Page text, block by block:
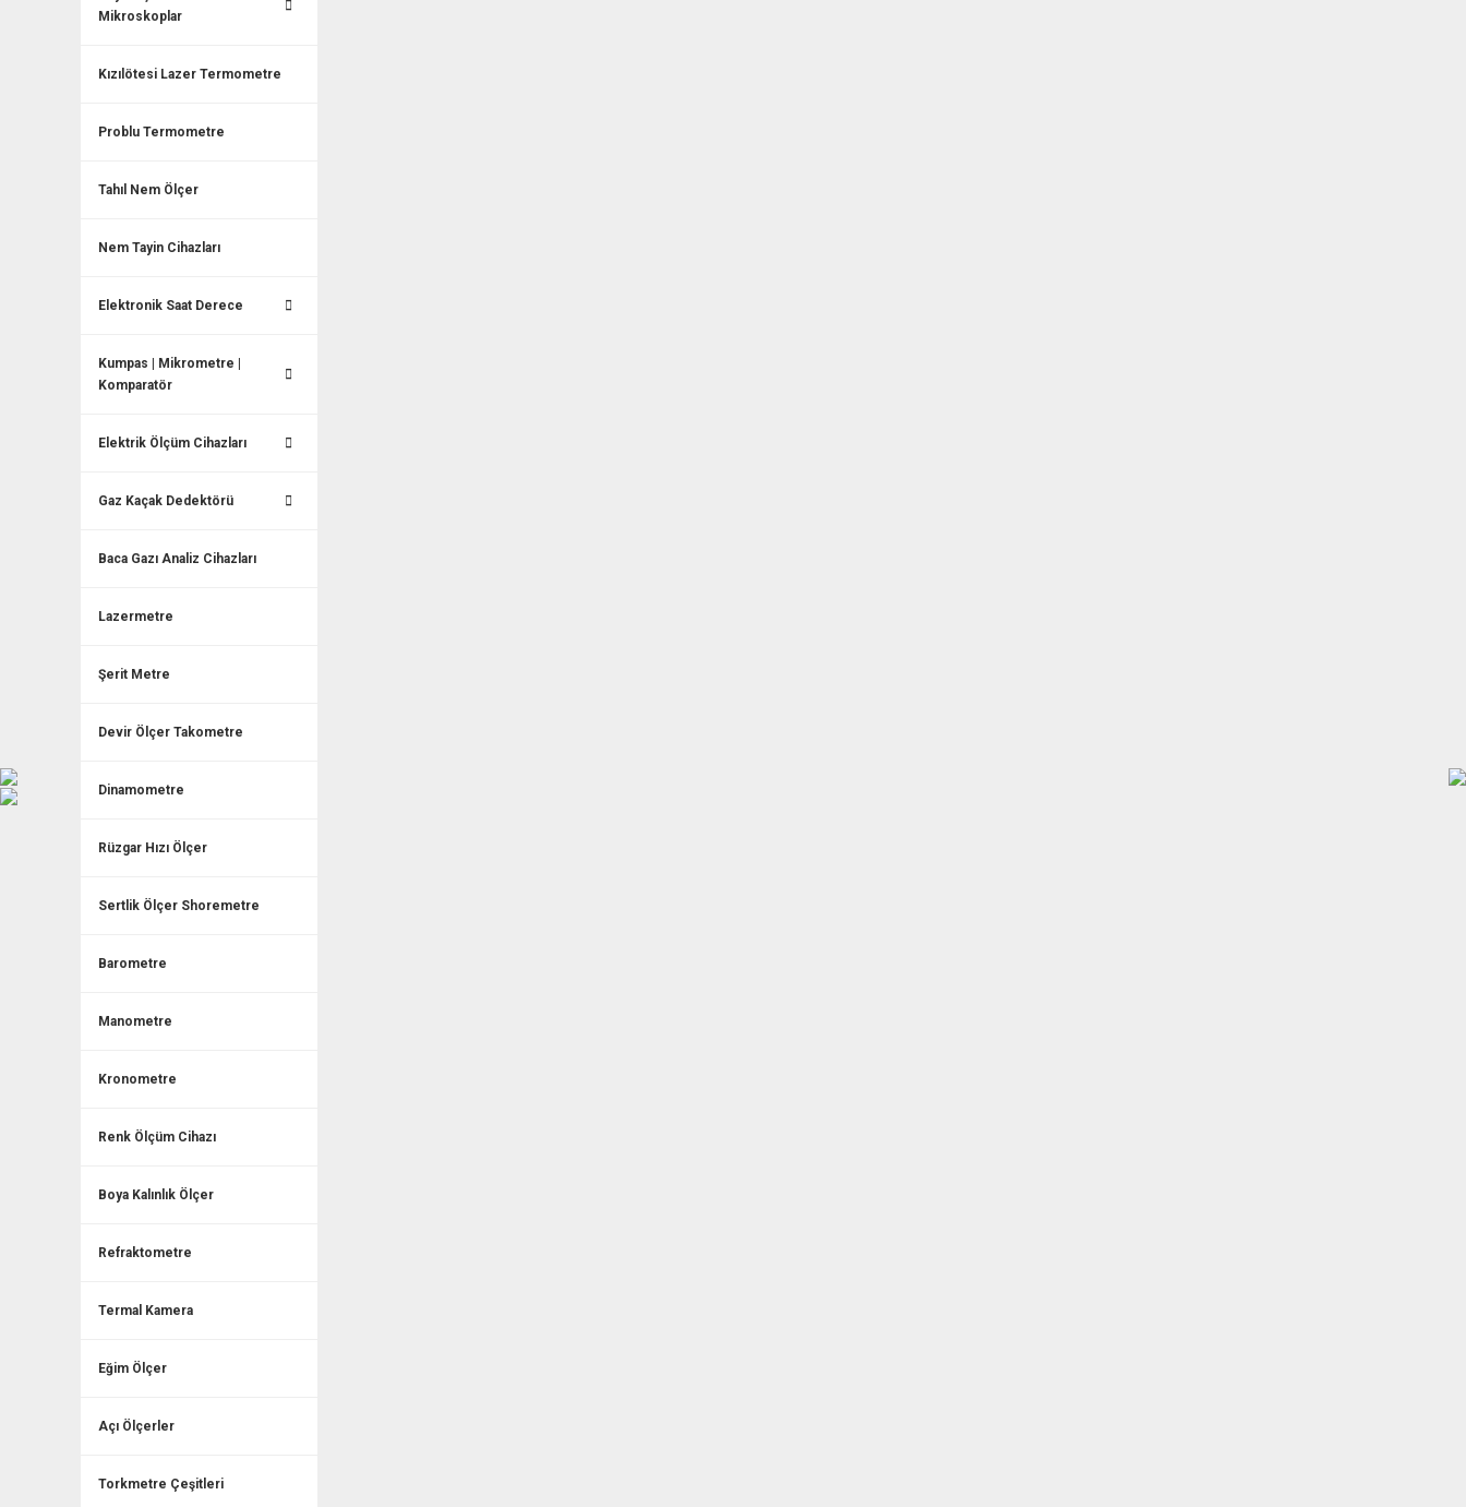
Mikroskoplar
Kızılötesi Lazer Termometre
Problu Termometre
Tahıl Nem Ölçer
Nem Tayin Cihazları
Elektronik Saat Derece
Kumpas | Mikrometre |
Komparatör
Elektrik Ölçüm Cihazları
Gaz Kaçak Dedektörü
Baca Gazı Analiz Cihazları
Lazermetre
Şerit Metre
Devir Ölçer Takometre
Dinamometre
Rüzgar Hızı Ölçer
Sertlik Ölçer Shoremetre
Barometre
Manometre
Kronometre
Renk Ölçüm Cihazı
Boya Kalınlık Ölçer
Refraktometre
Termal Kamera
Eğim Ölçer
Açı Ölçerler
Torkmetre Çeşitleri